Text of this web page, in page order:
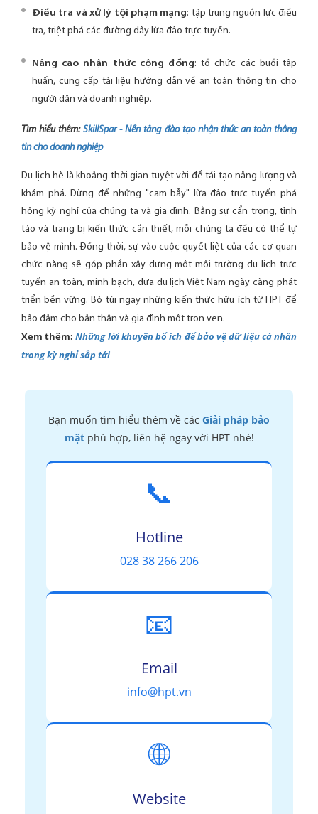
Điều tra và xử lý tội phạm mạng: tập trung nguồn lực điều
tra, triệt phá các đường dây lừa đảo trực tuyến.
Nâng cao nhận thức cộng đồng: tổ chức các buổi tập
huấn, cung cấp tài liệu hướng dẫn về an toàn thông tin cho
người dân và doanh nghiệp.
Tìm hiểu thêm:SkillSpar - Nền tảng đào tạo nhận thức an toàn thông
tin cho doanh nghiệp
Du lịch hè là khoảng thời gian tuyệt vời để tái tạo năng lượng và
khám phá. Đừng để những "cạm bẫy" lừa đảo trực tuyến phá
hỏng kỳ nghỉ của chúng ta và gia đình. Bằng sự cẩn trọng, tỉnh
táo và trang bị kiến thức cần thiết, mỗi chúng ta đều có thể tự
bảo vệ mình. Đồng thời, sự vào cuộc quyết liệt của các cơ quan
chức năng sẽ góp phần xây dựng một môi trường du lịch trực
tuyến an toàn, minh bạch, đưa du lịch Việt Nam ngày càng phát
triển bền vững. Bỏ túi ngay những kiến thức hữu ích từ HPT để
bảo đảm cho bản thân và gia đình một trọn vẹn.
Xem thêm:Những lời khuyên bổ ích để bảo vệ dữ liệu cá nhân
trong kỳ nghỉ sắp tới
Bạn muốn tìm hiểu thêm về các Giải pháp bảo
mậtphù hợp, liên hệ ngay với HPT nhé!
📞
Hotline
028 38 266 206
📧
Email
info@hpt.vn
🌐
Website